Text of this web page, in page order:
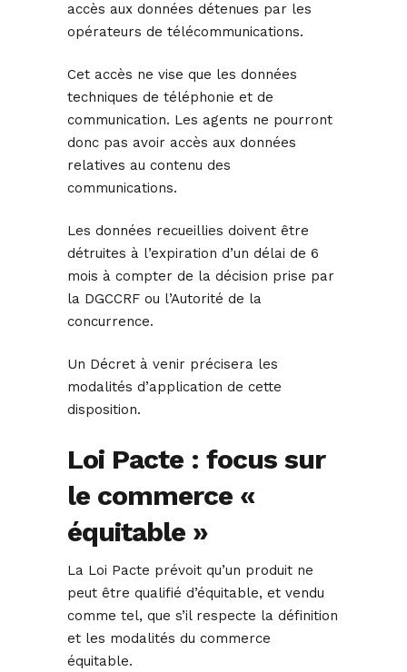
accès aux données détenues par les
opérateurs de télécommunications.
Cet accès ne vise que les données
techniques de téléphonie et de
communication. Les agents ne pourront
donc pas avoir accès aux données
relatives au contenu des
communications.
Les données recueillies doivent être
détruites à l’expiration d’un délai de 6
mois à compter de la décision prise par
la DGCCRF ou l’Autorité de la
concurrence.
Un Décret à venir précisera les
modalités d’application de cette
disposition.
Loi Pacte : focus sur
le commerce «
équitable »
La Loi Pacte prévoit qu’un produit ne
peut être qualifié d’équitable, et vendu
comme tel, que s’il respecte la définition
et les modalités du commerce
équitable.